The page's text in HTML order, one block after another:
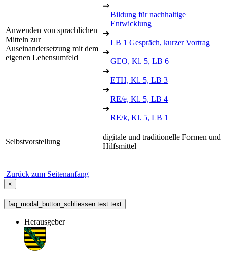
Anwenden von sprachlichen
Mitteln zur
Auseinandersetzung mit dem
eigenen Lebensumfeld
⇒
Bildung für nachhaltige
Entwicklung
➔
LB 1 Gespräch, kurzer Vortrag
➔
GEO, Kl. 5, LB 6
➔
ETH, Kl. 5, LB 3
➔
RE/e, Kl. 5, LB 4
➔
RE/k, Kl. 5, LB 1
Selbstvorstellung
digitale und traditionelle Formen und
Hilfsmittel
Zurück zum Seitenanfang
×
faq_modal_button_schliessen test text
Herausgeber